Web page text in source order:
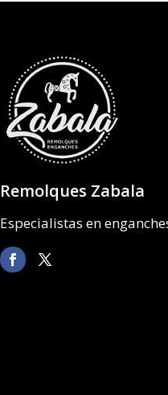
Remolques Zabala
Especialistas en